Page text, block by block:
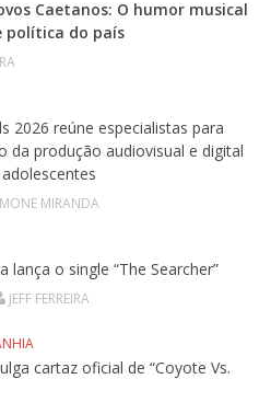
Caetanos: O humor musical
política do país
2026 reúne especialistas para
da produção audiovisual e digital
MIRANDA
lança o single “The Searcher”
JEFF FERREIRA
cartaz oficial de “Coyote Vs.